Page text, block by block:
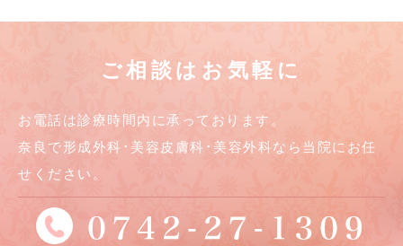
ご相談はお気軽に
お電話は診療時間内に承っております。
奈良で形成外科･美容皮膚科･美容外科なら当院にお任
せください。